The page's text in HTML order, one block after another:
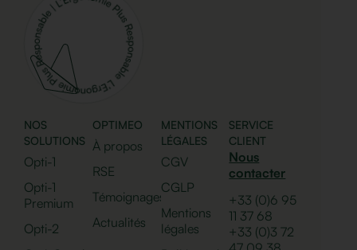
NOS
SOLUTIONS
Opti-1
Opti-1
Premium
Opti-2
OPTIMEO
À propos
RSE
Témoignages
Actualités
MENTIONS
LÉGALES
CGV
CGLP
Mentions
légales
SERVICE
CLIENT
Nous
contacter
+33 (0)6 95
11 37 68
+33 (0)3 72